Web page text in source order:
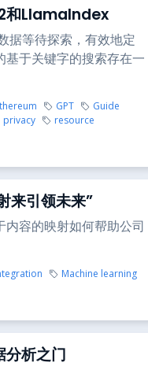
和LlamaIndex
据等待探索，有效地定
于关键字的搜索存在一
GPT
Guide
privacy
resource
来引领未来”
容的映射如何帮助公司
Machine learning
析之门